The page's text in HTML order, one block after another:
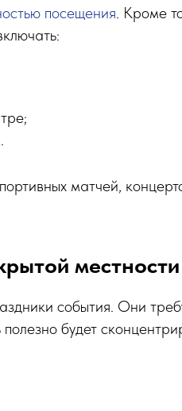
посещения. Кроме
матчей,
местности
события. Они
будет